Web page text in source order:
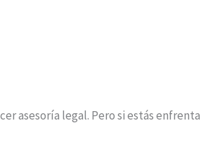
asesoría legal. Pero si estás